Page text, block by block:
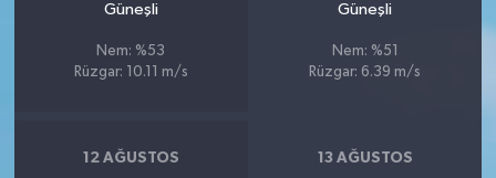
Güneşli
Nem: %53
Rüzgar: 10.11 m/s
Güneşli
Nem: %51
Rüzgar: 6.39 m/s
12 AĞUSTOS 13 AĞUSTOS